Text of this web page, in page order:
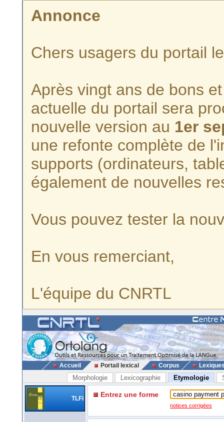
Annonce
Chers usagers du portail
Après vingt ans de bons
actuelle du portail sera
nouvelle version au 1er
une refonte complète de
supports (ordinateurs,
également de nouvelles
Vous pouvez tester la
En vous remerciant,
L'équipe du CNRTL
Accueil Portail lexical Corpus
Morphologie Lexicographie Etymologie
TLFi Entrez une forme
notices corrigées